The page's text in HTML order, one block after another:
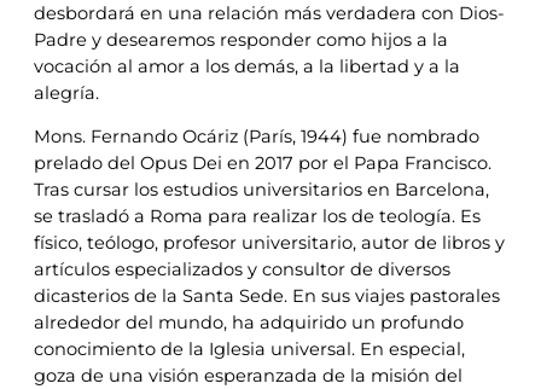
desbordará en una relación más verdadera con Dios-
Padre y desearemos responder como hijos a la
vocación al amor a los demás, a la libertad y a la
alegría.
Mons. Fernando Ocáriz (París, 1944) fue nombrado
prelado del Opus Dei en 2017 por el Papa Francisco.
Tras cursar los estudios universitarios en Barcelona,
se trasladó a Roma para realizar los de teología. Es
físico, teólogo, profesor universitario, autor de libros y
artículos especializados y consultor de diversos
dicasterios de la Santa Sede. En sus viajes pastorales
alrededor del mundo, ha adquirido un profundo
conocimiento de la Iglesia universal. En especial,
goza de una visión esperanzada de la misión del